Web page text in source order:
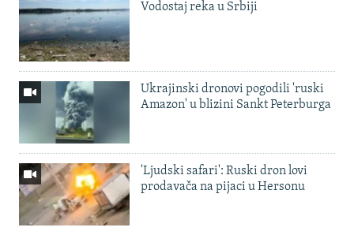
Vodostaj reka u Srbiji
Ukrajinski dronovi pogodili 'ruski
Amazon' u blizini Sankt Peterburga
'Ljudski safari': Ruski dron lovi
prodavača na pijaci u Hersonu